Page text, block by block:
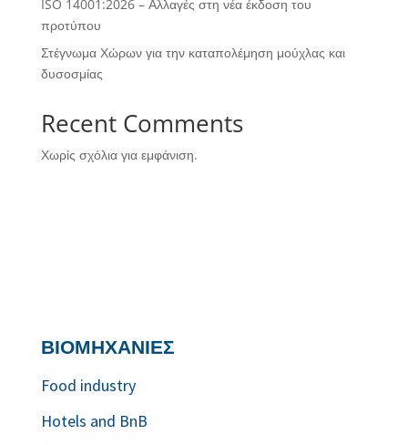
ISO 14001:2026 – Αλλαγές στη νέα έκδοση του
προτύπου
Στέγνωμα Χώρων για την καταπολέμηση μούχλας και
δυσοσμίας
Recent Comments
Χωρίς σχόλια για εμφάνιση.
ΒΙΟΜΗΧΑΝΙΕΣ
Food industry
Hotels and BnB